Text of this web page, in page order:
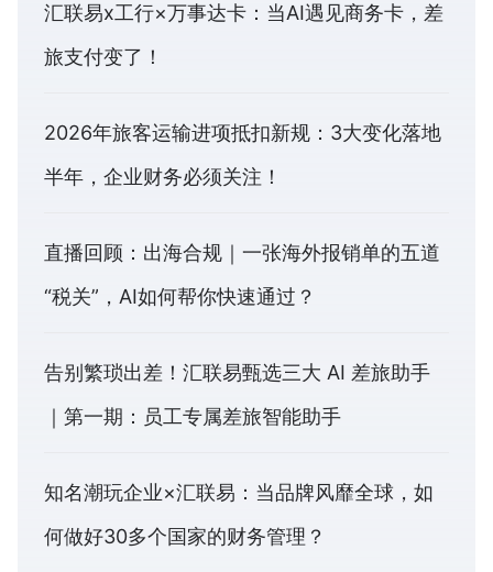
汇联易x工行×万事达卡：当AI遇见商务卡，差
旅支付变了！
2026年旅客运输进项抵扣新规：3大变化落地
半年，企业财务必须关注！
直播回顾：出海合规｜一张海外报销单的五道
“税关”，AI如何帮你快速通过？
告别繁琐出差！汇联易甄选三大 AI 差旅助手
｜第一期：员工专属差旅智能助手
知名潮玩企业×汇联易：当品牌风靡全球，如
何做好30多个国家的财务管理？